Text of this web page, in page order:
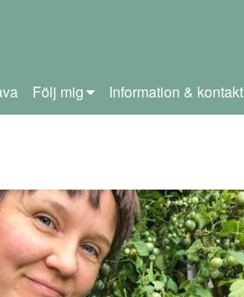
Följ mig Information & kontakt